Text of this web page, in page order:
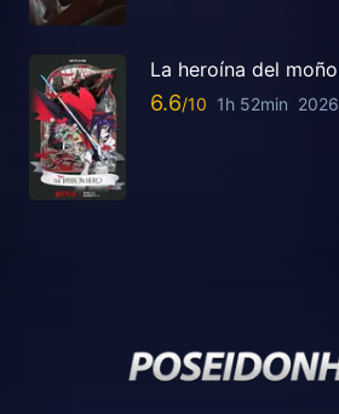
La heroína del moño
6.6 1h 52min 2026